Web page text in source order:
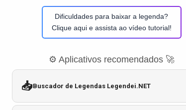
Dificuldades para baixar a legenda?
Clique aqui e assista ao vídeo tutorial!
⚙️ Aplicativos recomendados 🚀
📥Buscador de Legendas Legendei.NET